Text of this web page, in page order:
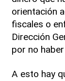
orientación
fiscales o
Dirección
por no
A esto hay